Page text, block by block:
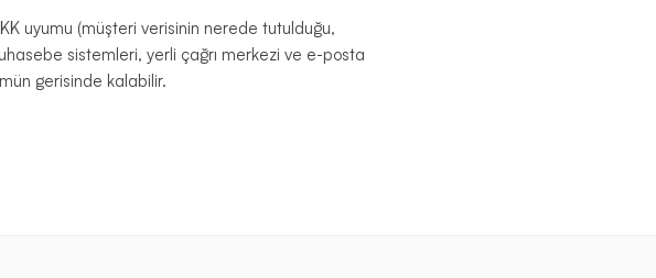
uyumu (müşteri verisinin nerede tutulduğu,
sistemleri, yerli çağrı merkezi ve e-posta
gerisinde kalabilir.